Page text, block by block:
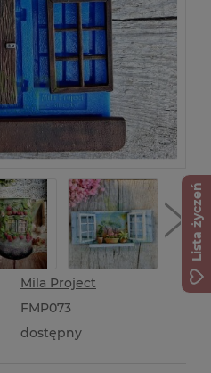
Mila Project
FMP073
dostępny
Lista życzeń